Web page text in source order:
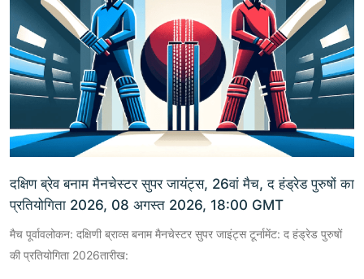
दक्षिण ब्रेव बनाम मैनचेस्टर सुपर जायंट्स, 26वां मैच, द हंड्रेड पुरुषों का
प्रतियोगिता 2026, 08 अगस्त 2026, 18:00 GMT
मैच पूर्वावलोकन: दक्षिणी ब्राव्स बनाम मैनचेस्टर सुपर जाइंट्स टूर्नामेंट: द हंड्रेड पुरुषों
की प्रतियोगिता 2026तारीख: